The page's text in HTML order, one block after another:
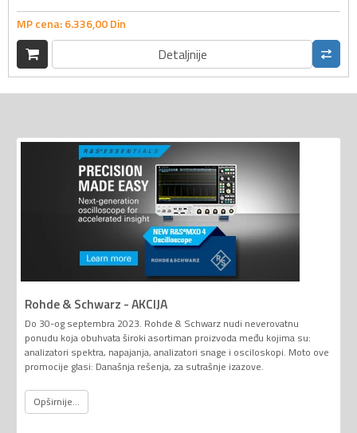
MP cena:6.336,00Din
Detaljnije
Rohde & Schwarz - AKCIJA
Do 30-og septembra 2023. Rohde & Schwarz nudi neverovatnu
ponudu koja obuhvata široki asortiman proizvoda među kojima su:
analizatori spektra, napajanja, analizatori snage i osciloskopi. Moto ove
promocije glasi: Današnja rešenja, za sutrašnje izazove.
Opširnije...